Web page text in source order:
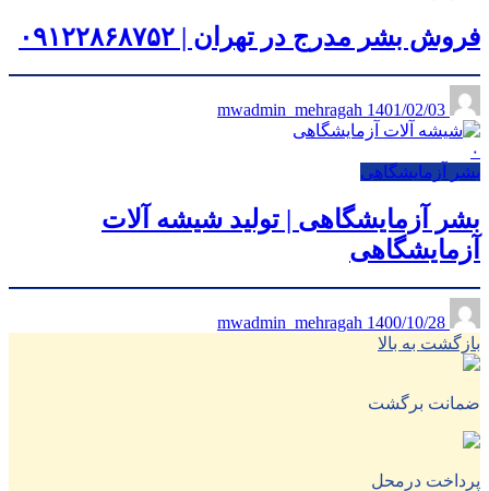
فروش بشر مدرج در تهران | ۰۹۱۲۲۸۶۸۷۵۲
1401/02/03
۰
بشر آزمایشگاهی
بشر آزمایشگاهی | تولید شیشه آلات
آزمایشگاهی
1400/10/28
بازگشت به بالا
ضمانت برگشت
پرداخت درمحل